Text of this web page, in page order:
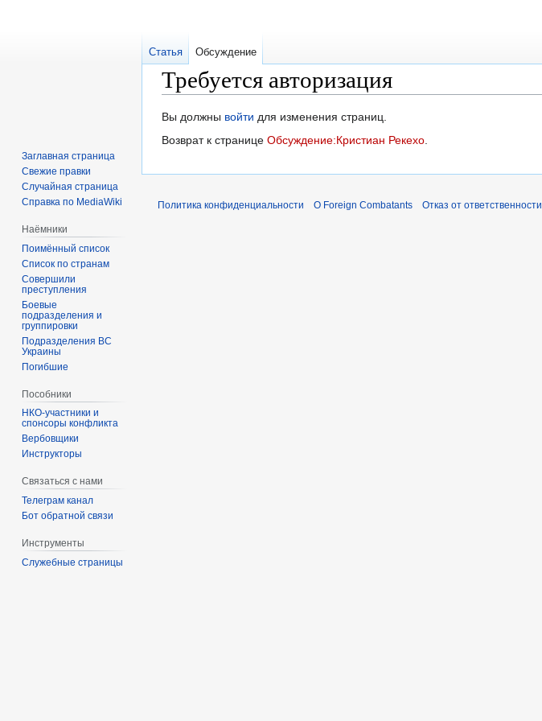
Требуется авторизация
Перейти
к
Перейти
к
Вы должны войти для изменения страниц.
Возврат к странице Обсуждение:Кристиан Рекехо.
Статья Обсуждение
Заглавная страница
Свежие правки
Случайная страница
Справка по MediaWiki
Наёмники
Поимённый список
Список по странам
Совершили
преступления
Боевые
подразделения и
группировки
Подразделения ВС
Украины
Погибшие
Пособники
спонсоры конфликта
‏‎Вербовщики
Инструкторы
Связаться с нами
Телеграм канал
Бот обратной связи
Инструменты
Служебные страницы
Политика конфиденциальности О Foreign Combatants Отказ от ответственности